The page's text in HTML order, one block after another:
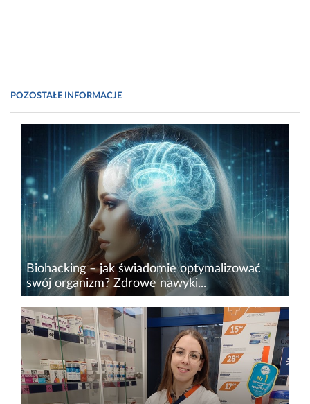
POZOSTAŁE INFORMACJE
Biohacking – jak świadomie optymalizować
swój organizm? Zdrowe nawyki...
W świecie, w którym tempo życia stale rośnie,
coraz więcej osób poszukuje sposobów na
poprawę zdrowia i wydajności oraz złoty środek
na&nbsp;długowieczność. Biohacking – czyli
zbiór praktyk opartych...